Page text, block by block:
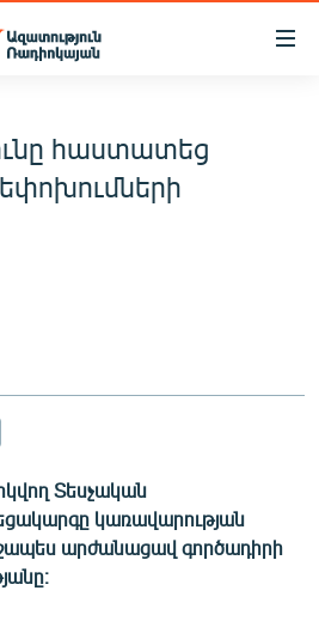
հաստատեց
Տեսչական
կառավարության
արժանացավ գործադիրի